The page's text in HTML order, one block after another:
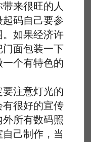
来很旺的人
码自己要参
如果经济许
面包装一下
个有特色的
注意灯光的
很好的宣传
所有数码照
己制作，当